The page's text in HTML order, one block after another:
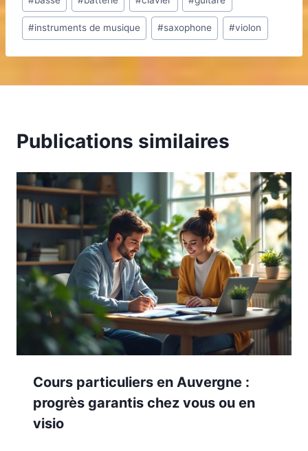
de
la#instruments de musique #saxophone #violon
Publications similaires
Cours particuliers en Auvergne :
progrès garantis chez vous ou en
visio